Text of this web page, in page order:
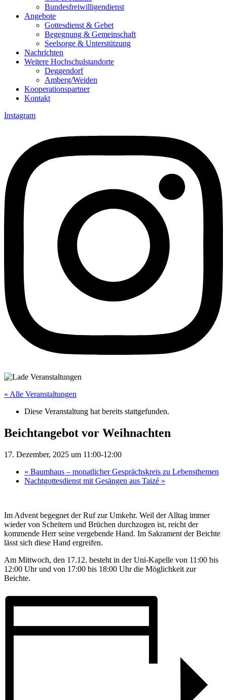
Bundesfreiwilligendienst
Angebote
Gottesdienst & Gebet
Begegnung & Gemeinschaft
Seelsorge & Unterstützung
Nachrichten
Weitere Hochschulstandorte
Deggendorf
Amberg/Weiden
Kooperationspartner
Kontakt
Instagram
« Alle Veranstaltungen
Diese Veranstaltung hat bereits stattgefunden.
Beichtangebot vor Weihnachten
17. Dezember, 2025 um 11:00-12:00
« Baumhaus – monatlicher Gesprächskreis zu Lebensthemen
Nachtgottesdienst mit Gesängen aus Taizé »
Im Advent begegnet der Ruf zur Umkehr. Weil der Alltag immer
wieder von Scheitern und Brüchen durchzogen ist, reicht der
kommende Herr seine vergebende Hand. Im Sakrament der Beichte
lässt sich diese Hand ergreifen.
Am Mittwoch, den 17.12. besteht in der Uni-Kapelle von 11:00 bis
12:00 Uhr und von 17:00 bis 18:00 Uhr die Möglichkeit zur
Beichte.